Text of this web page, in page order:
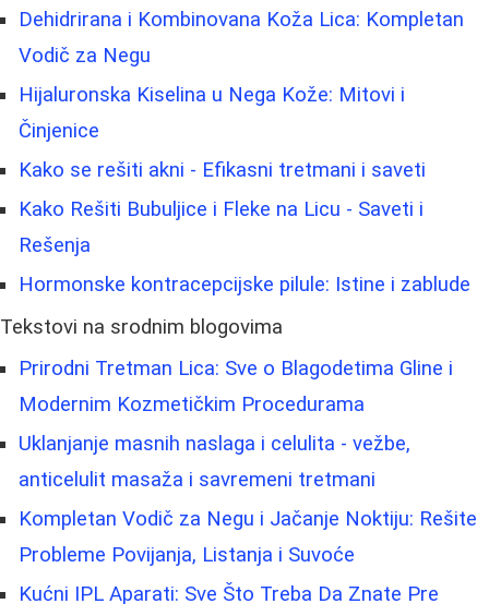
Dehidrirana i Kombinovana Koža Lica: Kompletan
Vodič za Negu
Hijaluronska Kiselina u Nega Kože: Mitovi i
Činjenice
Kako se rešiti akni - Efikasni tretmani i saveti
Kako Rešiti Bubuljice i Fleke na Licu - Saveti i
Rešenja
Hormonske kontracepcijske pilule: Istine i zablude
Tekstovi na srodnim blogovima
Prirodni Tretman Lica: Sve o Blagodetima Gline i
Modernim Kozmetičkim Procedurama
Uklanjanje masnih naslaga i celulita - vežbe,
anticelulit masaža i savremeni tretmani
Kompletan Vodič za Negu i Jačanje Noktiju: Rešite
Probleme Povijanja, Listanja i Suvoće
Kućni IPL Aparati: Sve Što Treba Da Znate Pre